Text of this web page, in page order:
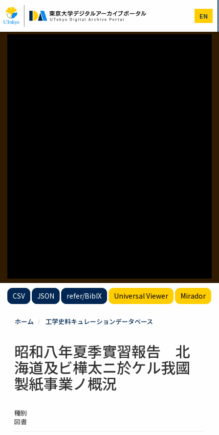
イ
ン
コ
EN
CSV JSON refer/BibIX Universal Viewer Mirador
ホーム 工学史料キュレーションデータベース
昭和八年夏季實習報告 北
海道及ビ樺太ニ於ケル我國
製紙事業ノ概況
種別
図書